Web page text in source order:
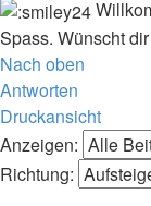
Spass. Wünscht
Nach oben
Antworten
Druckansicht
Anzeigen:
Richtung: